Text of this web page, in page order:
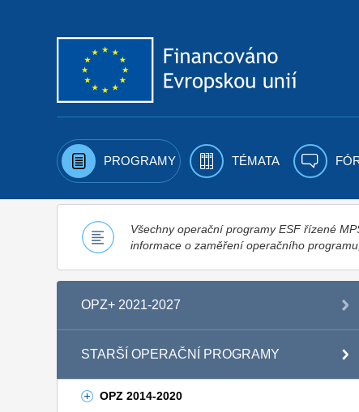
PROGRAMY TÉMATA
Všechny operační programy ESF řízené
informace o zaměření operačního programu,
OPZ+ 2021-2027
STARŠÍ OPERAČNÍ PROGRAMY
OPZ 2014-2020